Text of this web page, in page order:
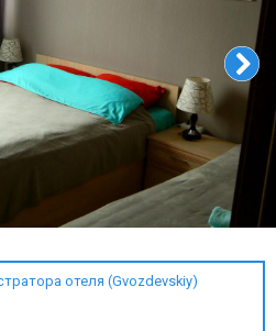
отеля (Gvozdevskiy)
INFO